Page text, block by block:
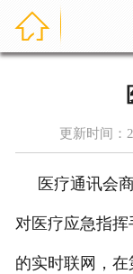

更新时间：
医疗通讯会商
对医疗应急指
的实时联网，